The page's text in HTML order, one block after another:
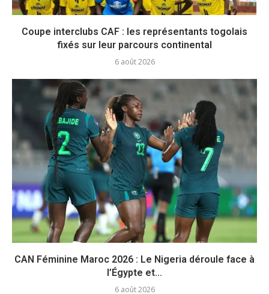
Coupe interclubs CAF : les représentants togolais
fixés sur leur parcours continental
6 août 2026
CAN Féminine Maroc 2026 : Le Nigeria déroule face à
l’Égypte et...
6 août 2026